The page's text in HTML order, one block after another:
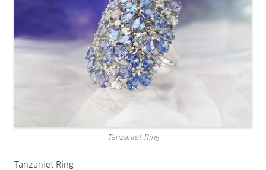
Tanzaniet Ring
Tanzaniet Ring